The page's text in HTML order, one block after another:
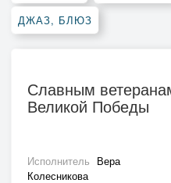
ДЖАЗ, БЛЮЗ
Славным
Великой Победы
Исполнитель Вера
Колесникова